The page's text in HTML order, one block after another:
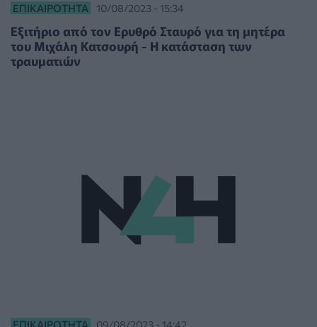
ΕΠΙΚΑΙΡΌΤΗΤΑ 10/08/2023 - 15:34
Εξιτήριο από τον Ερυθρό Σταυρό για τη μητέρα
του Μιχάλη Κατσουρή - Η κατάσταση των
τραυματιών
ΕΠΙΚΑΙΡΌΤΗΤΑ 09/08/2023 - 14:42